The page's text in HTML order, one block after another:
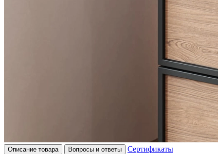
Описание товара Вопросы и ответы
Сертификаты